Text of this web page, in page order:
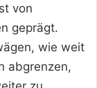
von
geprägt.
wie weit
abgrenzen,